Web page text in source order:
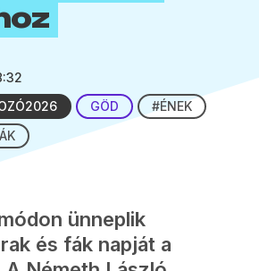
GÖD
#ÉNEK
ünneplik
és fák napját a